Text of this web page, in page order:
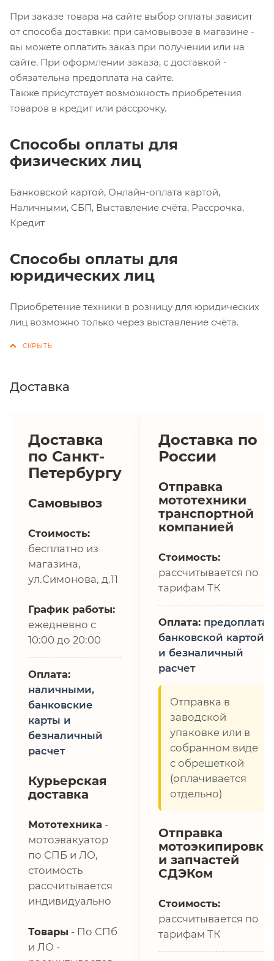
При заказе товара на сайте выбор оплаты зависит
от способа доставки: при самовывозе в магазине -
вы можете оплатить заказ при получении или на
сайте. При оформлении заказа, с доставкой -
обязательна предоплата на сайте.
Также присутствует возможность приобретения
товаров в кредит или рассрочку.
Способы оплаты для
физических лиц
Банковской картой, Онлайн-оплата картой,
Наличными, СБП, Выставление счёта, Рассрочка,
Кредит
Способы оплаты для
юридических лиц
Приобретение техники в розницу для юридических
лиц возможно только через выставление счёта.
Доставка
Доставка
по Санкт-
Петербургу
Самовывоз
Стоимость:
бесплатно из
магазина,
ул.Симонова, д.11
График работы:
ежедневно с
10:00 до 20:00
Оплата:
наличными,
банковские
карты и
безналичный
расчет
Курьерская
доставка
Мототехника -
мотоэвакуатор
по СПБ и ЛО,
стоимость
рассчитывается
индивидуально
Товары - По СПб
и ЛО -
Доставка по
России
Отправка
мототехники
транспортной
компанией
Стоимость:
рассчитывается по
тарифам ТК
Оплата: предоплата,
банковской картой
и безналичный
расчет
Отправка в
заводской
упаковке или в
собранном виде
с обрешеткой
(оплачивается
отдельно)
Отправка
мотоэкипировки
и запчастей
СДЭКом
Стоимость:
рассчитывается по
тарифам ТК